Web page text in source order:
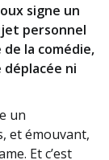
signe un
personnel
de la comédie,
ni
un
et émouvant,
Et c’est